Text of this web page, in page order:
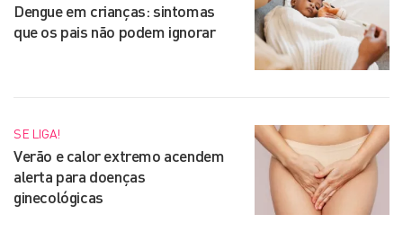
Dengue em crianças: sintomas
que os pais não podem ignorar
SE LIGA!
Verão e calor extremo acendem
alerta para doenças
ginecológicas